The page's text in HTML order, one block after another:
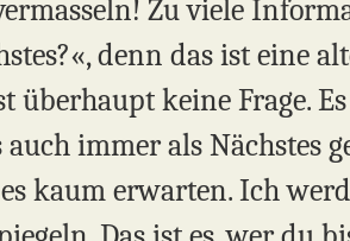
Zu viele
denn das ist eine
überhaupt keine Frage.
immer als Nächstes
kaum erwarten. Ich